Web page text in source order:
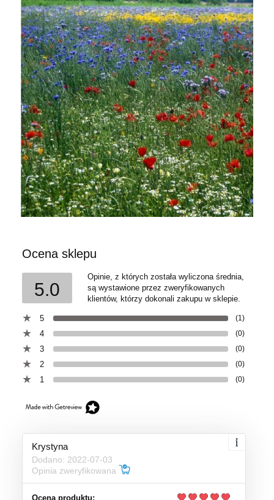
Ocena sklepu
5.0
Opinie, z których została wyliczona średnia,
są wystawione przez zweryfikowanych
klientów, którzy dokonali zakupu w sklepie.
5 (1)
4 (0)
3 (0)
2 (0)
1 (0)
Krystyna
Dodano: 2022-07-03
Opinia zweryfikowana
Ocena produktu: